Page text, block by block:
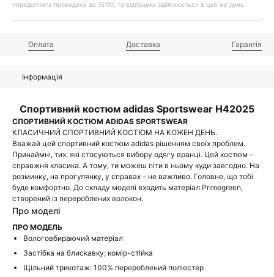
передоплата проведена до 15:00, то відправка здійснюється в цей же день.
Оплата Доставка Гарантія
Інформація
Спортивний костюм adidas Sportswear H42025
СПОРТИВНИЙ КОСТЮМ ADIDAS SPORTSWEAR
КЛАСИЧНИЙ СПОРТИВНИЙ КОСТЮМ НА КОЖЕН ДЕНЬ.
Вважай цей спортивний костюм adidas рішенням своїх проблем.
Принаймні, тих, які стосуються вибору одягу вранці. Цей костюм -
справжня класика. А тому, ти можеш піти в ньому куди завгодно. На
розминку, на прогулянку, у справах - не важливо. Головне, що тобі
буде комфортно. До складу моделі входить матеріал Primegreen,
створений із перероблених волокон.
Про моделі
ПРО МОДЕЛЬ
Вологовбираючий матеріал
Застібка на блискавку; комір-стійка
Щільний трикотаж: 100% перероблений поліестер